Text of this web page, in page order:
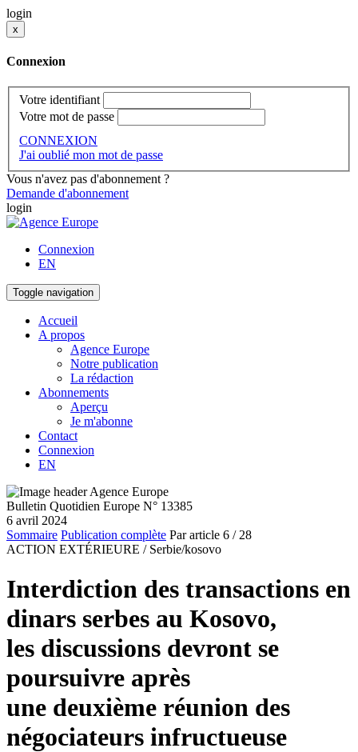
login
x
Connexion
Votre identifiant
Votre mot de passe
CONNEXION
J'ai oublié mon mot de passe
Vous n'avez pas d'abonnement ?
Demande d'abonnement
login
Connexion
EN
Toggle navigation
Accueil
A propos
Agence Europe
Notre publication
La rédaction
Abonnements
Aperçu
Je m'abonne
Contact
Connexion
EN
Bulletin Quotidien Europe N° 13385
6 avril 2024
Sommaire Publication complète Par article 6 / 28
ACTION EXTÉRIEURE / Serbie/kosovo
Interdiction des transactions en
dinars serbes au Kosovo,
les discussions devront se
poursuivre après
une deuxième réunion des
négociateurs infructueuse